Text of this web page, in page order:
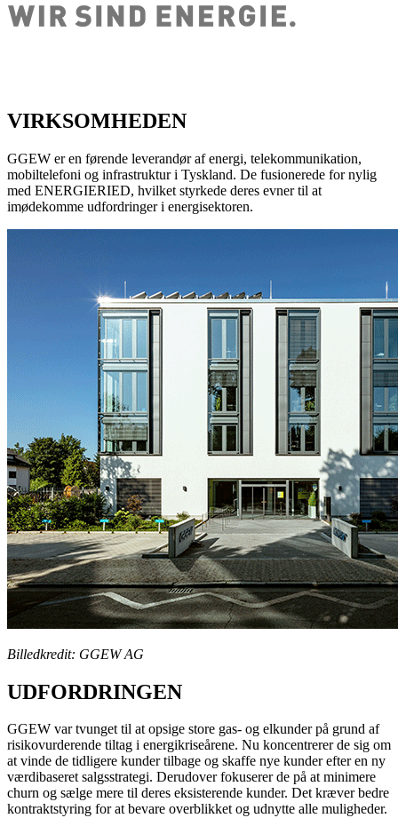
VIRKSOMHEDEN
GGEW er en førende leverandør af energi, telekommunikation,
mobiltelefoni og infrastruktur i Tyskland. De fusionerede for nylig
med ENERGIERIED, hvilket styrkede deres evner til at
imødekomme udfordringer i energisektoren.
Billedkredit: GGEW AG
UDFORDRINGEN
GGEW var tvunget til at opsige store gas- og elkunder på grund af
risikovurderende tiltag i energikriseårene. Nu koncentrerer de sig om
at vinde de tidligere kunder tilbage og skaffe nye kunder efter en ny
værdibaseret salgsstrategi. Derudover fokuserer de på at minimere
churn og sælge mere til deres eksisterende kunder. Det kræver bedre
kontraktstyring for at bevare overblikket og udnytte alle muligheder.